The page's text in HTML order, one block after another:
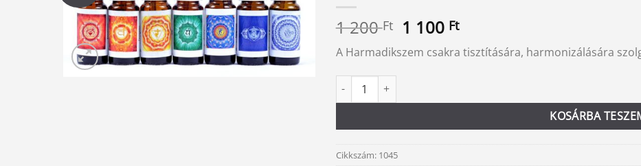
1 200Ft Original
was:
1 100 FtCurrent
price
is:
A Harmadikszem csakra tisztítására, harmonizálására
Harmadikszem csakra illóolaj mennyiség
KOSÁRBA
Alternative:
Cikkszám: 1045